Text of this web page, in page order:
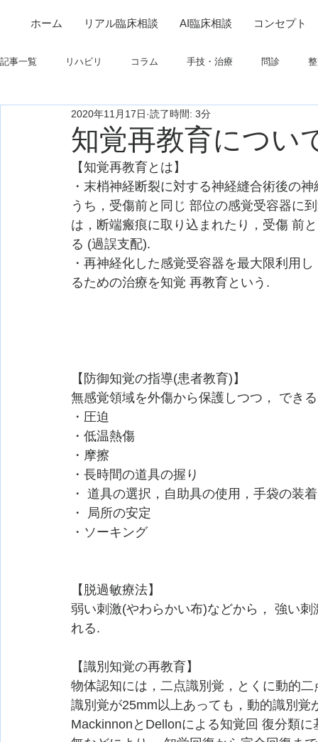
ホーム リアル臨床相談 AI臨床相談 コンセプト
記事一覧 リハビリ コラム 手技・治療 問診
制度関連 学会・研究関連
フィジカルアセスメント 仕事について
知覚再教育につい
2020年11月17日 読了時間: 3分
【知覚再教育とは】
・末梢神経断裂に対する神経縫合術後の
うち，受傷前と同じ 部位の感覚受容器に
は，断端瘢痕に取り込まれたり，受傷 前
る (過誤支配).
・再神経化した感覚受容器を最大限利用
るための治療を知覚 再教育という.
【防御知覚の指導(患者教育)】
無感覚領域を外傷から保護しつつ， でき
・圧迫
・低温熱傷
・摩擦
・⻑時間の道具の握り
・ 道具の選択，自助具の使用，手袋の装
・ 局所の安定
・ソーキング
【脱過敏療法】
弱い刺激(やわらかい布)などから， 強い
れる.
【識別知覚の再教育】
物体認知には，二点識別覚，とくに動的
識別覚が25mm以上あっても，動的識別
MackinnonとDellonによる知覚回 復分類